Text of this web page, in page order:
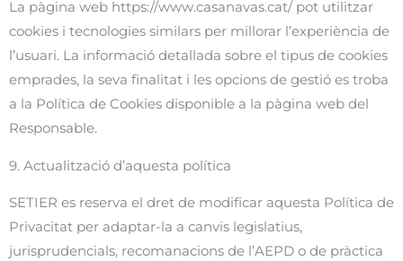
La pàgina web https://www.casanavas.cat/ pot utilitzar
cookies i tecnologies similars per millorar l’experiència de
l’usuari. La informació detallada sobre el tipus de cookies
emprades, la seva finalitat i les opcions de gestió es troba
a la Política de Cookies disponible a la pàgina web del
Responsable.
9. Actualització d’aquesta política
SETIER es reserva el dret de modificar aquesta Política de
Privacitat per adaptar-la a canvis legislatius,
jurisprudencials, recomanacions de l’AEPD o de pràctica